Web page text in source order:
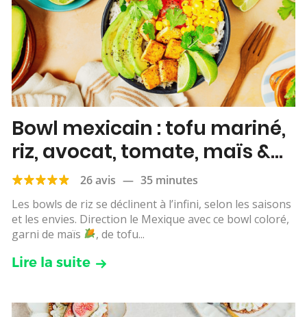
Bowl mexicain : tofu mariné,
riz, avocat, tomate, maïs &
citron vert
26 avis — 35 minutes
Les bowls de riz se déclinent à l’infini, selon les saisons
et les envies. Direction le Mexique avec ce bowl coloré,
garni de maïs
, de tofu...
Lire la suite